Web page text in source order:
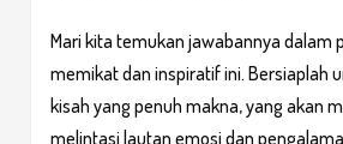
Mari kita temukan jawabannya dalam
memikat dan inspiratif ini. Bersiaplah
kisah yang penuh makna, yang akan
melintasi lautan emosi dan